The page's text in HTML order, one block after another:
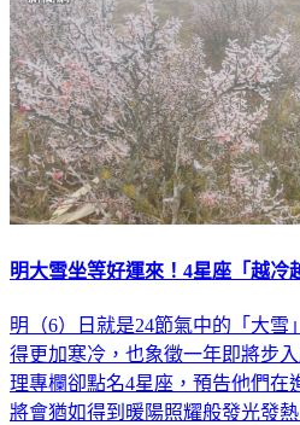
明大雪坐等好運來！4星座「越
明（6）日就是24節氣中的「大雪
得更加寒冷，也象徵一年即將步
理專欄卻點名4星座，預告他們在
將會猶如得到暖陽照耀般發光發